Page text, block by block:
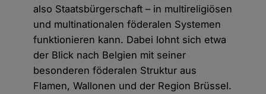
also Staatsbürgerschaft – in multireligiösen
und multinationalen föderalen Systemen
funktionieren kann. Dabei lohnt sich etwa
der Blick nach Belgien mit seiner
besonderen föderalen Struktur aus
Flamen, Wallonen und der Region Brüssel.